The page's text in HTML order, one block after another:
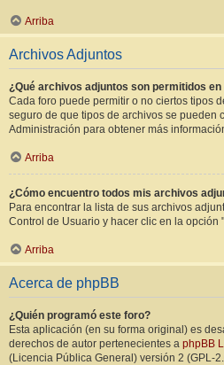
Arriba
Archivos Adjuntos
¿Qué archivos adjuntos son permitidos
Cada foro puede permitir o no ciertos tipos
seguro de que tipos de archivos se pueden
Administración para obtener más
Arriba
¿Cómo encuentro todos mis archivos
Para encontrar la lista de sus archivos
Control de Usuario y hacer clic en la opción
Arriba
Acerca de phpBB
¿Quién programó este foro?
Esta aplicación (en su forma original) es
derechos de autor pertenecientes a phpBB
(Licencia Pública General) versión 2 (GPL-